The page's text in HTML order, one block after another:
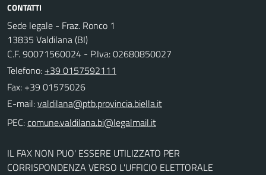
CONTATTI
Sede legale - Fraz. Ronco 1
13835 Valdilana (BI)
C.F. 90071560024 - P.Iva: 02680850027
Telefono: +39 0157592111
Fax: +39 01575026
E-mail:
PEC:
IL FAX NON PUO' ESSERE UTILIZZATO PER
CORRISPONDENZA VERSO L'UFFICIO ELETTORALE